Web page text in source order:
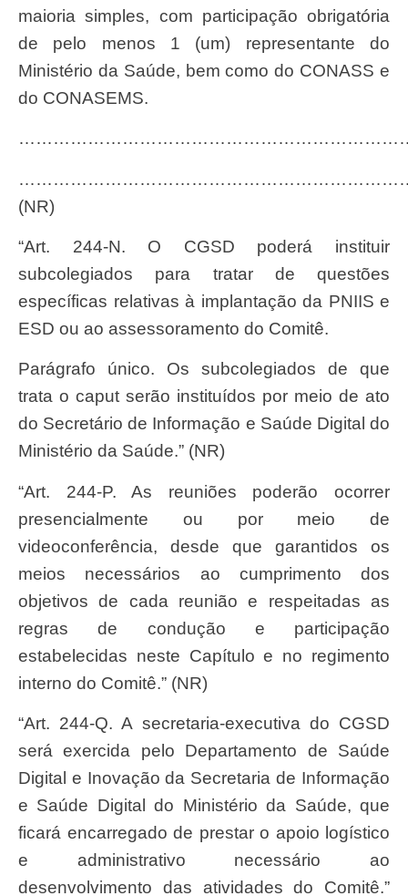
maioria simples, com participação obrigatória
de pelo menos 1 (um) representante do
Ministério da Saúde, bem como do CONASS e
do CONASEMS.
(NR)
“Art. 244-N. O CGSD poderá instituir
subcolegiados para tratar de questões
específicas relativas à implantação da PNIIS e
ESD ou ao assessoramento do Comitê.
Parágrafo único. Os subcolegiados de que
trata o caput serão instituídos por meio de ato
do Secretário de Informação e Saúde Digital do
Ministério da Saúde.” (NR)
“Art. 244-P. As reuniões poderão ocorrer
presencialmente ou por meio de
videoconferência, desde que garantidos os
meios necessários ao cumprimento dos
objetivos de cada reunião e respeitadas as
regras de condução e participação
estabelecidas neste Capítulo e no regimento
interno do Comitê.” (NR)
“Art. 244-Q. A secretaria-executiva do CGSD
será exercida pelo Departamento de Saúde
Digital e Inovação da Secretaria de Informação
e Saúde Digital do Ministério da Saúde, que
ficará encarregado de prestar o apoio logístico
e administrativo necessário ao
desenvolvimento das atividades do Comitê.”